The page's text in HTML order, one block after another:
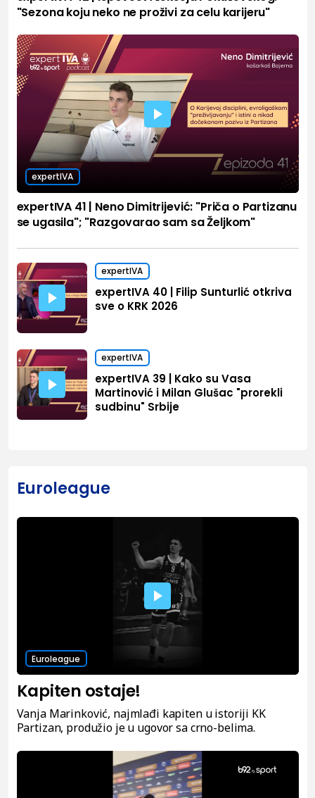
"Sezona koju neko ne proživi za celu karijeru"
expertIVA
expertIVA 41 | Neno Dimitrijević: "Priča o Partizanu
se ugasila"; "Razgovarao sam sa Željkom"
expertIVA
expertIVA 40 | Filip Sunturlić otkriva
sve o KRK 2026
expertIVA
expertIVA 39 | Kako su Vasa
Martinović i Milan Glušac "prorekli
sudbinu" Srbije
Euroleague
Euroleague
Kapiten ostaje!
Vanja Marinković, najmlađi kapiten u istoriji KK
Partizan, produžio je u ugovor sa crno-belima.